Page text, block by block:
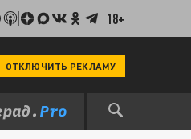
18+
ОТКЛЮЧИТЬ РЕКЛАМУ